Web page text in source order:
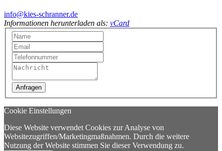
info@kies-schranner.de
Informationen herunterladen als: vCard
Anfragen
Cookie Einstellungen
Diese Website verwendet Cookies zur Analyse von
Websitezugriffen/Marketingmaßnahmen. Durch die weitere
Nutzung der Website stimmen Sie dieser Verwendung zu.